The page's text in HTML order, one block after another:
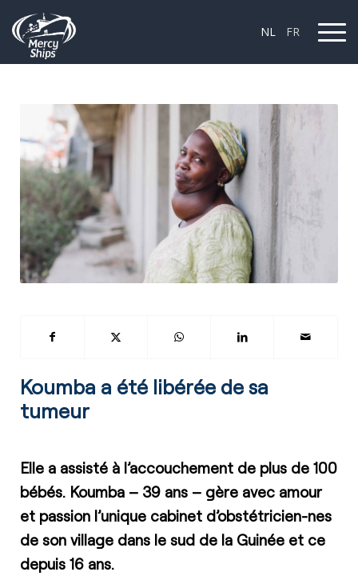
NL FR
Koumba a été libérée de sa
tumeur
Elle a assisté à l’accouchement de plus de 100
bébés. Koumba – 39 ans – gère avec amour
et passion l’unique cabinet d’obstétricien-nes
de son village dans le sud de la Guinée et ce
depuis 16 ans.